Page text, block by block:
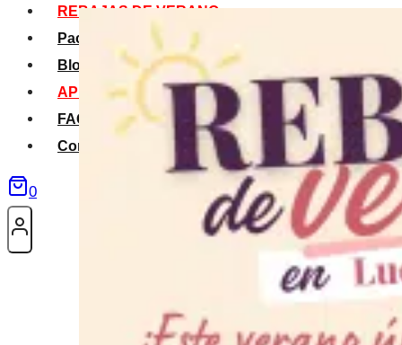
REBAJAS DE VERANO
Packs Verano
Blog
APP La Tribu
FAQS
Contacto
0